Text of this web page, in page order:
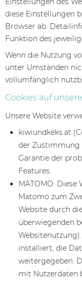
diese Einstellungen
Browser ab.
Funktion des
Wenn die Nutzung
unter Umständen
vollumfänglich
Cookies auf
Unsere Website
kiwiundkeks.at
der Zustimmung
Garantie der
Features.
MATOMO: Diese
Matomo zum
Website durch
überwiegenden
installiert, die
weitergegeben.
mit Nutzerdaten